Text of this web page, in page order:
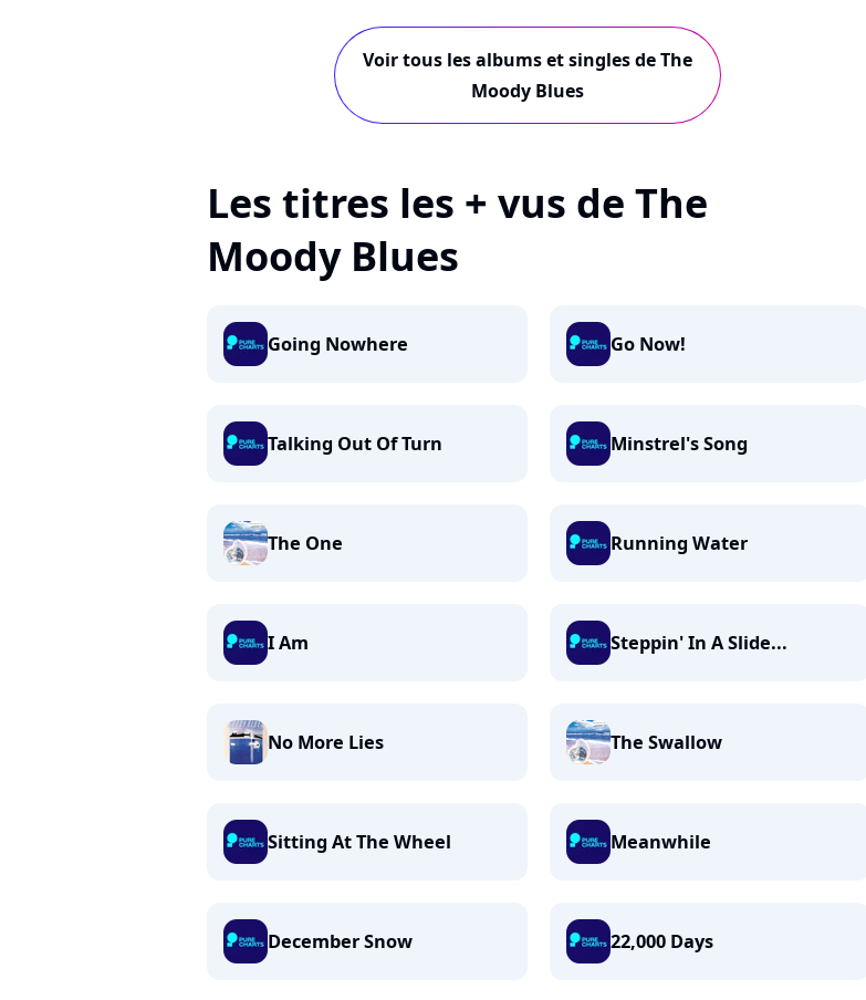
Voir tous les albums et singles de The
Moody Blues
Les titres les + vus de The
Moody Blues
Going Nowhere Go Now!
Talking Out Of Turn Minstrel's Song
The One Running Water
I Am Steppin' In A Slide...
No More Lies The Swallow
Sitting At The Wheel Meanwhile
December Snow 22,000 Days